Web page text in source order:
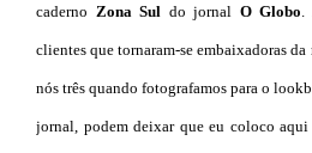
caderno Zona Sul do jornal O Globo
clientes que tornaram-se embaixadoras
nós três quando fotografamos para o
jornal, podem deixar que eu coloco aqui